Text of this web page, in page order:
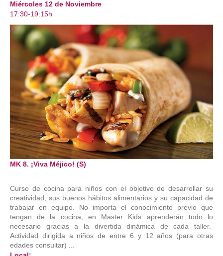
Miércoles 12 de Noviembre
17:30-19:15h
MK 8. ¡Viva Méjico! (S)
Curso de cocina para niños con el objetivo de desarrollar su
creatividad, sus buenos hábitos alimentarios y su capacidad de
trabajar en equipo. No importa el conocimiento previo que
tengan de la cocina, en Master Kids aprenderán todo lo
necesario gracias a la divertida dinámica de cada taller.
Actividad dirigida a niños de entre 6 y 12 años (para otras
edades consultar) ...